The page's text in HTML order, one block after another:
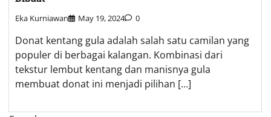
Eka Kurniawan May 19, 2024 0
Donat kentang gula adalah salah satu camilan yang
populer di berbagai kalangan. Kombinasi dari
tekstur lembut kentang dan manisnya gula
membuat donat ini menjadi pilihan […]